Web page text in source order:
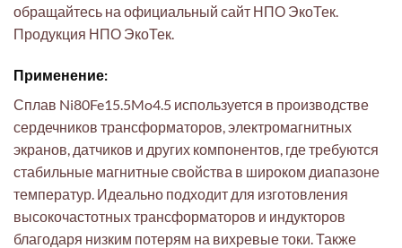
обращайтесь на официальный сайт НПО ЭкоТек.
Продукция НПО ЭкоТек.
Применение:
Сплав Ni80Fe15.5Mo4.5 используется в производстве
сердечников трансформаторов, электромагнитных
экранов, датчиков и других компонентов, где требуются
стабильные магнитные свойства в широком диапазоне
температур. Идеально подходит для изготовления
высокочастотных трансформаторов и индукторов
благодаря низким потерям на вихревые токи. Также